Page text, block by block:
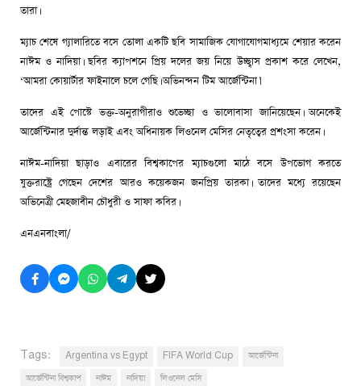
তারা।
ম্যাচ শেষে গ্যালারিতে বসে তোলা একটি ছবি সামাজিক যোগাযোগমাধ্যমে শেয়ার করেন
নাঈম ও নাদিয়া। ছবির ক্যাপশনে প্রিয় দলের জয় নিয়ে উচ্ছ্বাস প্রকাশ করে লেখেন,
‘আমরা কোয়ার্টার ফাইনালে চলে গেছি। অভিনন্দন টিম আর্জেন্টিনা।’
তাদের এই পোস্টে ভক্ত-অনুরাগীরাও শুভেচ্ছা ও ভালোবাসা জানিয়েছেন। অনেকেই
আর্জেন্টিনার দুর্দান্ত লড়াই এবং অধিনায়ক লিওনেল মেসির নেতৃত্বের প্রশংসা করেন।
নাঈম-নাদিয়া ছাড়াও এবারের বিশ্বকাপের ম্যাচগুলো মাঠে বসে উপভোগ করতে
যুক্তরাষ্ট্রে গেছেন দেশের আরও কয়েকজন জনপ্রিয় তারকা। তাদের মধ্যে রয়েছেন
অভিনেত্রী মেহজাবীন চৌধুরী ও সাফা কবির।
এনএনবাংলা/
Tags: Argentina vs Egypt FIFA World Cup
আর্জেন্টিনা
আর্জেন্টিনা বিশ্বকাপ
নাঈম নাদিয়া লিওনেল মেসি